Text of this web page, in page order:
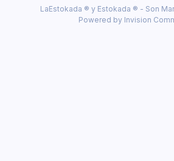
LaEstokada ® y Estokada ® - Son
Powered by Invision